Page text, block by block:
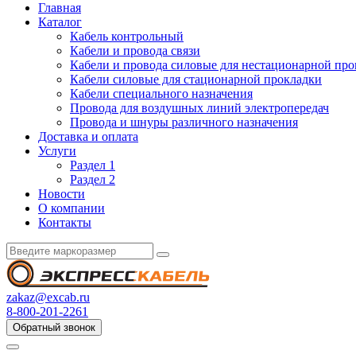
Главная
Каталог
Кабель контрольный
Кабели и провода связи
Кабели и провода силовые для нестационарной
Кабели силовые для стационарной прокладки
Кабели специального назначения
Провода для воздушных линий электропередач
Провода и шнуры различного назначения
Доставка и оплата
Услуги
Раздел 1
Раздел 2
Новости
О компании
Контакты
zakaz@excab.ru
8-800-201-2261
Обратный звонок